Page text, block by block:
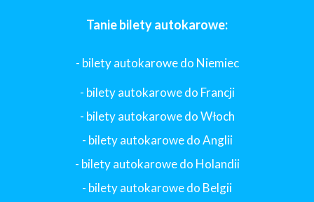
Tanie bilety autokarowe:
- bilety autokarowe do Niemiec
- bilety autokarowe do Francji
- bilety autokarowe do Włoch
- bilety autokarowe do Anglii
- bilety autokarowe do Holandii
- bilety autokarowe do Belgii